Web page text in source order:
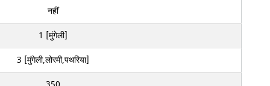
नहीं
1 [मुंगेली]
3 [मुंगेली,लोरमी,पथरिया]